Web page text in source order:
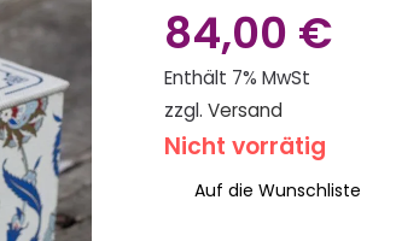
84,00 €
Enthält 7% MwSt
zzgl.Versand
Nicht vorrätig
Auf die Wunschliste